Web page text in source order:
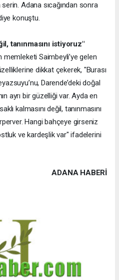
Adana sıcağından sonra
konuştu.
tanınmasını istiyoruz"
memleketi Saimbeyli’ye gelen
dikkat çekerek, "Burası
Darende’deki doğal
ayrı bir güzelliği var. Ayda en
kalmasını değil, tanınmasını
Hangi bahçeye girseniz
ve kardeşlik var" ifadelerini
ADANA HABERİ